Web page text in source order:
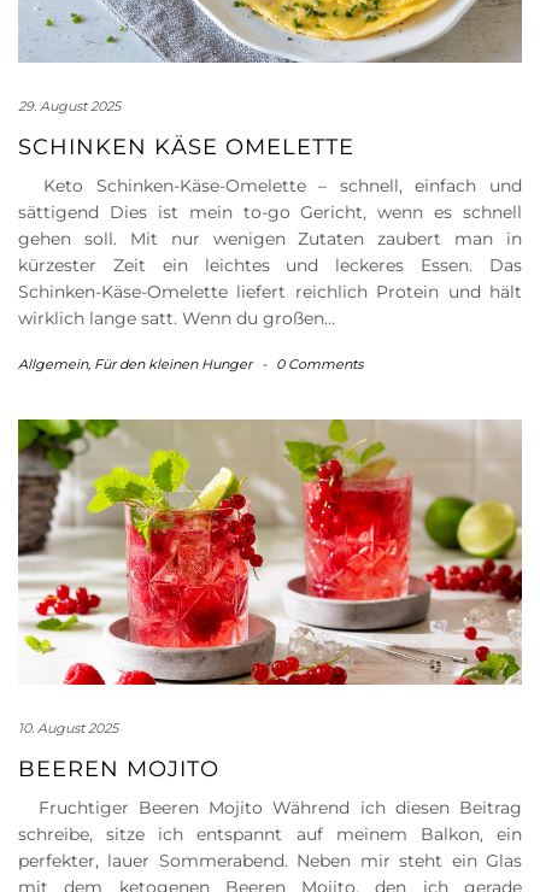
29. August 2025
SCHINKEN KÄSE OMELETTE
Keto Schinken-Käse-Omelette – schnell, einfach und
sättigend Dies ist mein to-go Gericht, wenn es schnell
gehen soll. Mit nur wenigen Zutaten zaubert man in
kürzester Zeit ein leichtes und leckeres Essen. Das
Schinken-Käse-Omelette liefert reichlich Protein und hält
wirklich lange satt. Wenn du großen…
Allgemein, Für den kleinen Hunger - 0 Comments
10. August 2025
BEEREN MOJITO
Fruchtiger Beeren Mojito Während ich diesen Beitrag
schreibe, sitze ich entspannt auf meinem Balkon, ein
perfekter, lauer Sommerabend. Neben mir steht ein Glas
mit dem ketogenen Beeren Mojito, den ich gerade